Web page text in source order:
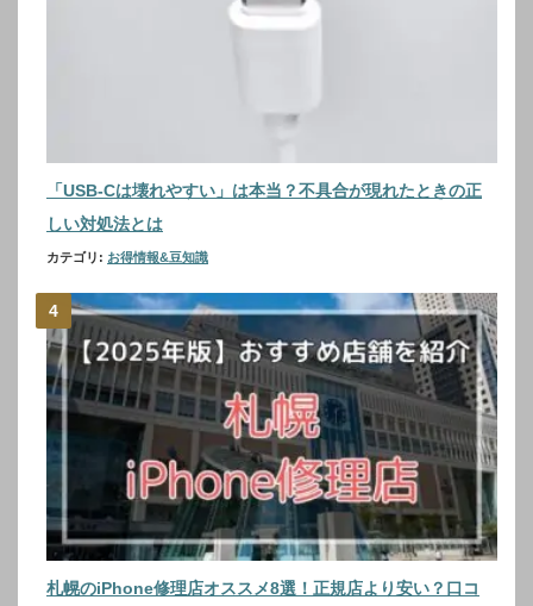
「USB-Cは壊れやすい」は本当？不具合が現れたときの正
しい対処法とは
カテゴリ: お得情報&豆知識
札幌のiPhone修理店オススメ8選！正規店より安い？口コ